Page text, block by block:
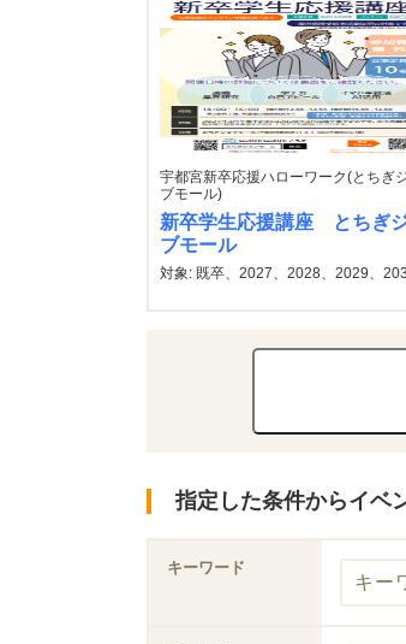
宇都宮新卒応援ハローワーク(とちぎ
ブモール)
新卒学生応援講座 とちぎ
ブモール
対象: 既卒、2027、2028、2029、
指定した条件からイベ
キーワード